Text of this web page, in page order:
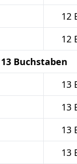
12
12
Buchstaben
13
13
13
13